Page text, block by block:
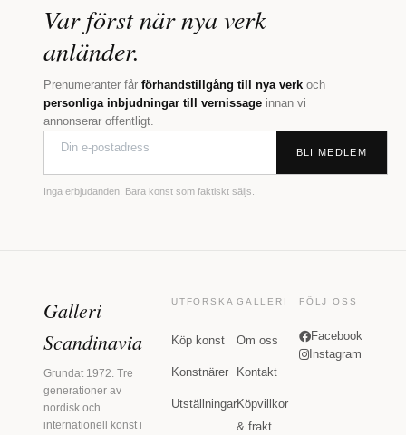
Var först när nya verk
anländer.
Prenumeranter får förhandstillgång till nya verk och
personliga inbjudningar till vernissage innan vi
annonserar offentligt.
BLI MEDLEM
Inga erbjudanden. Bara konst som faktiskt säljs.
Galleri
Scandinavia
Grundat 1972. Tre
generationer av
nordisk och
internationell konst i
UTFORSKA
Köp konst
Konstnärer
Utställningar
GALLERI
Om oss
Kontakt
Köpvillkor
& frakt
FÖLJ OSS
Facebook
Instagram